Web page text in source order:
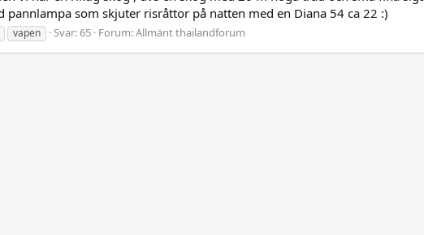
pannlampa som skjuter risråttor på natten med en Diana 54 ca 22 :)
vapen Svar: 65 Forum:Allmänt thailandforum